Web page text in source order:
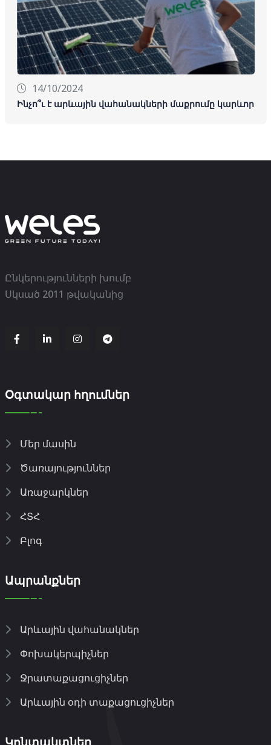
14/10/2024
Ինչո՞ւ է արևային վահանակների մաքրումը կարևոր
Ընկերությունների խումբ
Սկսած 2011 թվականից
Օգտակար հղումներ
Մեր մասին
Ծառայություններ
Առաջարկներ
ՀՏՀ
Բլոգ
Ապրանքներ
Արևային վահանակներ
Փոխակերպիչներ
Ջրատաքացուցիչներ
Արևային օդի տաքացուցիչներ